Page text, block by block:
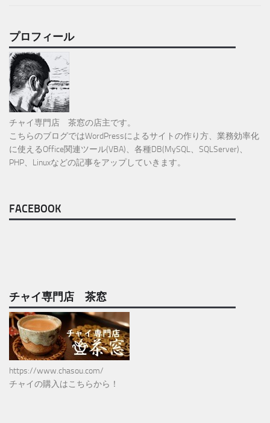
プロフィール
チャイ専門店 茶窓の店主です。
こちらのブログではWordPressによるサイトの作り方、業務効率化
に使えるOffice関連ツール(VBA)、各種DB(MySQL、SQLServer)、
PHP、Linuxなどの記事をアップしていきます。
FACEBOOK
チャイ専門店 茶窓
https://www.chasou.com/
チャイの購入はこちらから！